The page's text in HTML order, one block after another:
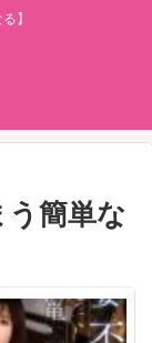
】
簡単な